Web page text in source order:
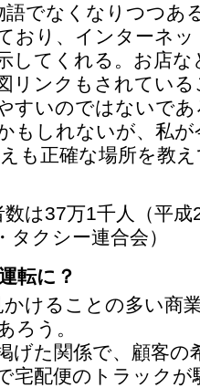
語でなくなりつつあ
おり、インターネ
してくれる。お店
リンクもされてい
すいのではないで
もしれないが、私
も正確な場所を教
は37万1千人（平成
クシー連合会）
転に？
けることの多い商
ろう。
げた関係で、顧客の
宅配便のトラック